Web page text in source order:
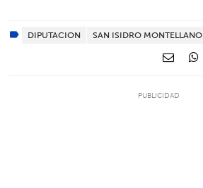
DIPUTACION SAN ISIDRO MONTELLANO